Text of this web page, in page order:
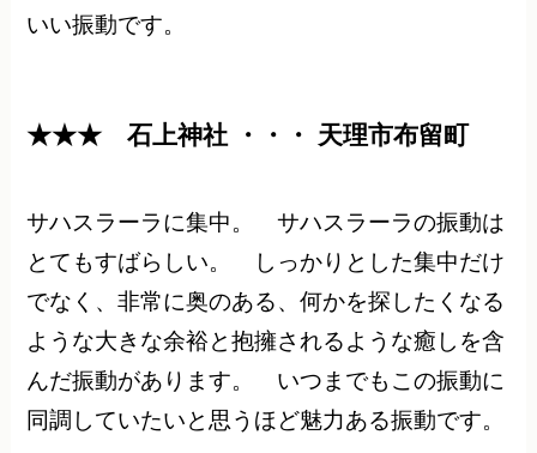
いい振動です。
★★★ 石上神社 ・・・ 天理市布留町
サハスラーラに集中。 サハスラーラの振動は
とてもすばらしい。 しっかりとした集中だけ
でなく、非常に奥のある、何かを探したくなる
ような大きな余裕と抱擁されるような癒しを含
んだ振動があります。 いつまでもこの振動に
同調していたいと思うほど魅力ある振動です。